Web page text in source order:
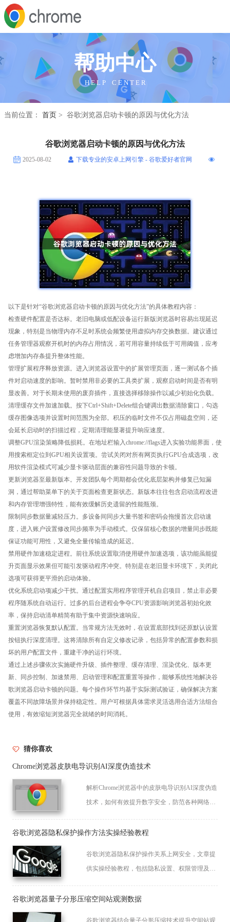
帮助中心
H E L P C E N T E R
当前位置： 首页 > 谷歌浏览器启动卡顿的原因与优化方法
谷歌浏览器启动卡顿的原因与优化方法
2025-08-02 下载专业的安卓上网引擎 - 谷歌爱好者官网
以下是针对“谷歌浏览器启动卡顿的原因与优化方法”的具体教程内容：
检查硬件配置是否达标。老旧电脑或低配设备运行新版浏览器时容易出现延迟
现象，特别是当物理内存不足时系统会频繁使用虚拟内存交换数据。建议通过
任务管理器观察开机时的内存占用情况，若可用容量持续低于可用阈值，应考
虑增加内存条提升整体性能。
管理扩展程序释放资源。进入浏览器设置中的扩展管理页面，逐一测试各个插
件对启动速度的影响。暂时禁用非必要的工具类扩展，观察启动时间是否有明
显改善。对于长期未使用的废弃插件，直接选择移除操作以减少初始化负载。
清理缓存文件加速加载。按下Ctrl+Shift+Delete组合键调出数据清除窗口，勾选
缓存图像选项并设置时间范围为全部。积压的临时文件不仅占用磁盘空间，还
会延长启动时的扫描过程，定期清理能显著提升响应速度。
调整GPU渲染策略降低损耗。在地址栏输入chrome://flags进入实验功能界面，使
用搜索框定位到GPU相关设置项。尝试关闭对所有网页执行GPU合成选项，改
用软件渲染模式可减少显卡驱动层面的兼容性问题导致的卡顿。
更新浏览器至最新版本。开发团队每个周期都会优化底层架构并修复已知漏
洞，通过帮助菜单下的关于页面检查更新状态。新版本往往包含启动流程改进
和内存管理增强特性，能有效缓解历史遗留的性能瓶颈。
限制同步数据量减轻压力。多设备间同步大量书签和密码会拖慢首次启动速
度，进入账户设置修改同步频率为手动模式。仅保留核心数据的增量同步既能
保证功能可用性，又避免全量传输造成的延迟。
禁用硬件加速稳定进程。前往系统设置取消使用硬件加速选项，该功能虽能提
升页面显示效果但可能引发驱动程序冲突。特别是在老旧显卡环境下，关闭此
选项可获得更平滑的启动体验。
优化系统启动项减少干扰。通过配置实用程序管理开机自启项目，禁止非必要
程序随系统自动运行。过多的后台进程会争夺CPU资源影响浏览器初始化效
率，保持启动清单精简有助于集中资源快速响应。
重置浏览器恢复默认配置。当常规方法无效时，在设置底部找到还原默认设置
按钮执行深度清理。这将清除所有自定义修改记录，包括异常的配置参数和损
坏的用户配置文件，重建干净的运行环境。
通过上述步骤依次实施硬件升级、插件整理、缓存清理、渲染优化、版本更
新、同步控制、加速禁用、启动管理和配置重置等操作，能够系统性地解决谷
歌浏览器启动卡顿的问题。每个操作环节均基于实际测试验证，确保解决方案
覆盖不同故障场景并保持稳定性。用户可根据具体需求灵活选用合适方法组合
使用，有效缩短浏览器完全就绪的时间消耗。
猜你喜欢
Chrome浏览器皮肤电导识别AI深度伪造技术
解析Chrome浏览器中的皮肤电导识别AI深度伪造
技术，如何有效提升数字安全，防范各种网络攻
谷歌浏览器隐私保护操作方法实操经验教程
谷歌浏览器隐私保护操作关系上网安全，文章提
供实操经验教程，包括隐私设置、权限管理及操
谷歌浏览器量子分形压缩空间站观测数据
谷歌浏览器结合量子分形压缩技术提升空间站观